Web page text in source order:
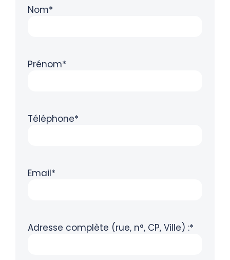
Nom*
Prénom*
Téléphone*
Email*
Adresse complète (rue, n°, CP, Ville) :*